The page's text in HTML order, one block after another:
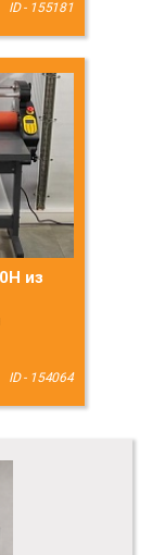
ID - 155181
из
ID - 154064